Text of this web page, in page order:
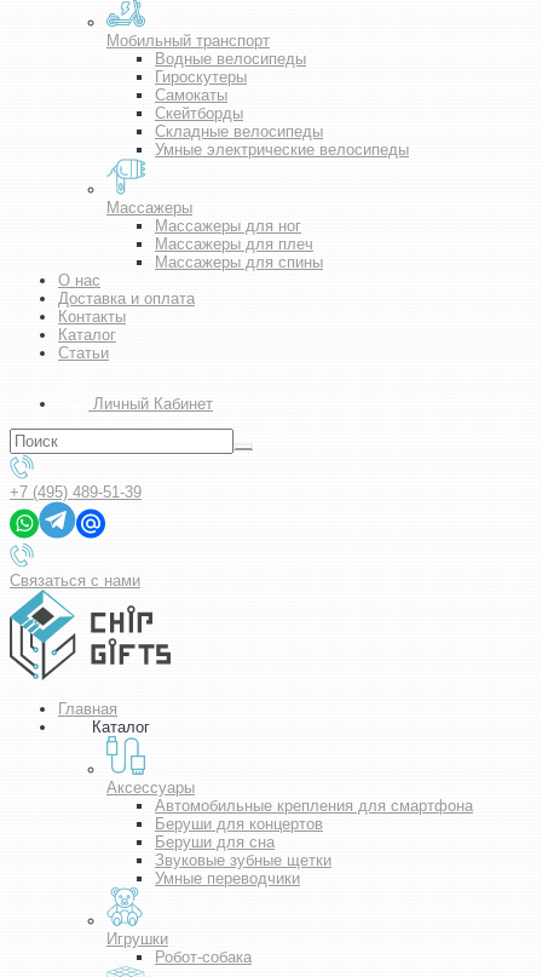
Мобильный транспорт
Водные велосипеды
Гироскутеры
Самокаты
Скейтборды
Складные велосипеды
Умные электрические велосипеды
Массажеры
Массажеры для ног
Массажеры для плеч
Массажеры для спины
О нас
Доставка и оплата
Контакты
Каталог
Статьи
Личный Кабинет
+7 (495) 489-51-39
Связаться с нами
Главная
Каталог
Аксессуары
Автомобильные крепления для смартфона
Беруши для концертов
Беруши для сна
Звуковые зубные щетки
Умные переводчики
Игрушки
Робот-собака